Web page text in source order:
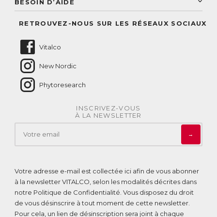
BESOIN D’AIDE
RETROUVEZ-NOUS SUR LES RÉSEAUX SOCIAUX
Vitalco
New Nordic
Phytoresearch
INSCRIVEZ-VOUS
À LA NEWSLETTER
→
Votre adresse e-mail est collectée ici afin de vous abonner
à la newsletter VITALCO, selon les modalités décrites dans
notre Politique de Confidentialité . Vous disposez du droit
de vous désinscrire à tout moment de cette newsletter.
Pour cela, un lien de désinscription sera joint à chaque